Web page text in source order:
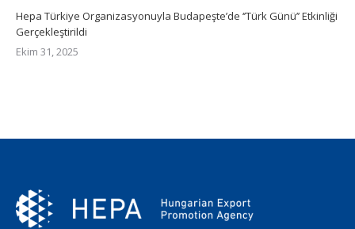
Hepa Türkiye Organizasyonuyla Budapeşte’de ‘’Türk Günü’’ Etkinliği
Gerçekleştirildi
Ekim 31, 2025